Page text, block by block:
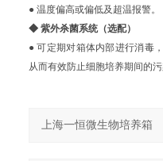
● 温度偏高或偏低及超温报警。
◆ 紫外杀菌系统（选配）
● 可定期对箱体内部进行消毒
从而有效防止细胞培养期间的污